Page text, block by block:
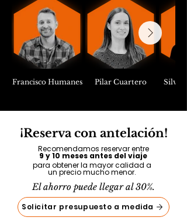
Francisco Humanes Pilar Cuartero Silvia
¡Reserva con antelación!
Recomendamos reservar entre
9 y 10 meses antes del viaje
para obtener la mayor calidad a
un precio mucho menor.
El ahorro puede llegar al 30%.
Solicitar presupuesto a medida